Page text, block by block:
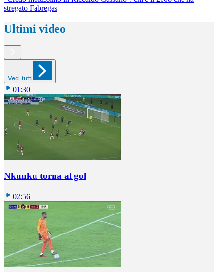
stregato Fabregas
Ultimi video
Vedi tutti
01:30
Nkunku torna al gol
02:56